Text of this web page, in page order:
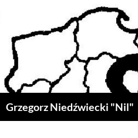
treści
Grzegorz Niedźwiecki "Nil"